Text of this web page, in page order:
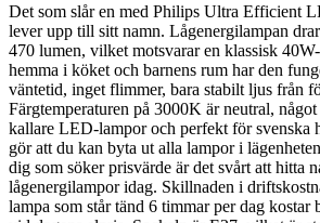
Det som slår en med Philips Ultra Efficient
lever upp till sitt namn. Lågenergilampan
470 lumen, vilket motsvarar en klassisk
hemma i köket och barnens rum har den
väntetid, inget flimmer, bara stabilt ljus från
Färgtemperaturen på 3000K är neutral,
kallare LED-lampor och perfekt för svenska
gör att du kan byta ut alla lampor i
dig som söker prisvärde är det svårt att hitta
lågenergilampor idag. Skillnaden i
lampa som står tänd 6 timmar per dag kostar